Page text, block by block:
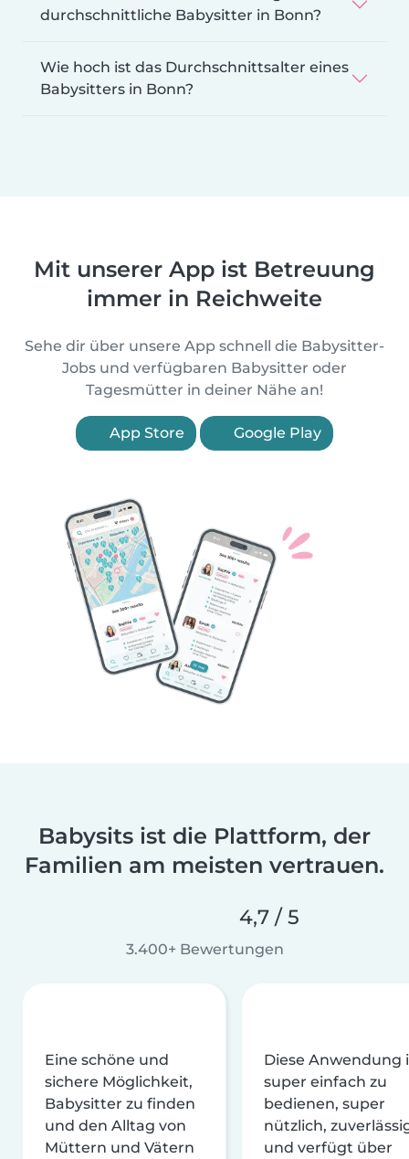
durchschnittliche Babysitter in Bonn?
Wie hoch ist das Durchschnittsalter eines
Babysitters in Bonn?
Mit unserer App ist Betreuung
immer in Reichweite
Sehe dir über unsere App schnell die Babysitter-
Jobs und verfügbaren Babysitter oder
Tagesmütter in deiner Nähe an!
App Store Google Play
Babysits ist die Plattform, der
Familien am meisten vertrauen.
4,7 / 5
3.400+ Bewertungen
Eine schöne und
sichere Möglichkeit,
Babysitter zu finden
und den Alltag von
Müttern und Vätern
Diese Anwendung
super einfach zu
bedienen, super
nützlich,
und verfügt über